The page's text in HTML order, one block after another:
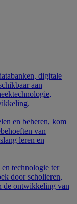
digitale
aan
en beheren, kom
van
leren en
technologie ter
door scholieren,
de ontwikkeling van